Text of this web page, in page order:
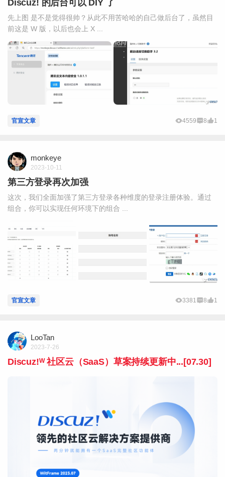
Discuz! 的后台可以 DIY 了
先上图 是不是觉得很帅？从此不用苦哈哈的自己做后台了，虽然目
前这是 W 版，以后也会上 X ...
官宣文章 4559 8 1
monkeye
2023-10-11
第三方登录再次加强
这次，我们全面加强了第三方登录各种维度的登录注册体验。通过
组合，你可以实现任何环境下的组合 ...
官宣文章 3381 8 1
LooTan
2023-7-26
Discuz!ᵂ 社区云（SaaS）草案持续更新中...[07.30]